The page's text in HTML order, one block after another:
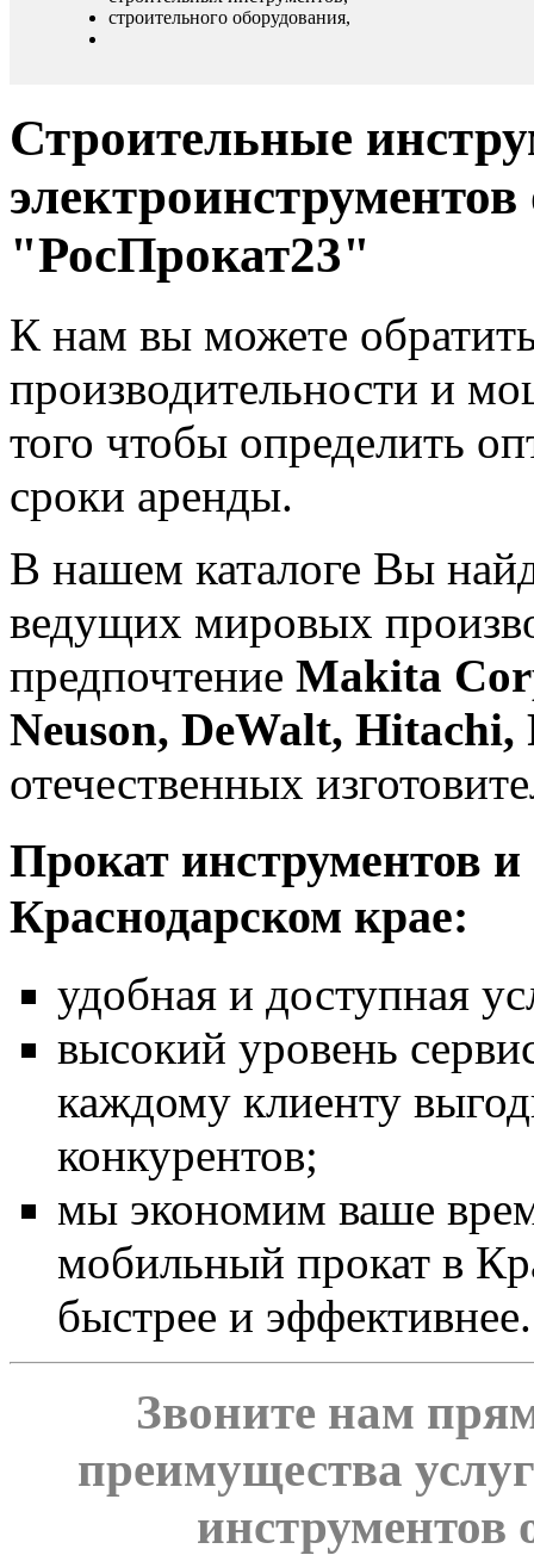
строительного оборудования,
Строительные
"РосПрокат23"
К нам вы можете
производительности и
того чтобы определить
сроки аренды.
В нашем каталоге Вы
ведущих мировых
предпочтение Makita
Neuson, DeWalt,
отечественных
Прокат инструментов и
Краснодарском крае:
удобная и доступная
высокий уровень
каждому клиенту
конкурентов;
мы экономим ваше
мобильный прокат в
быстрее и эффективнее.
Звоните нам
преимущества